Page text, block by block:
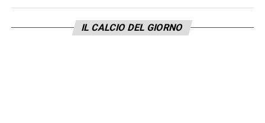
muscolo-tendinea del bicipite femorale
IL CALCIO DEL GIORNO